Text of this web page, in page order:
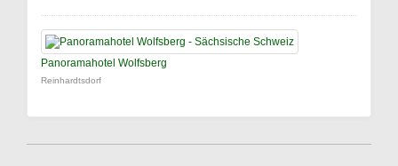
Panoramahotel Wolfsberg
Reinhardtsdorf